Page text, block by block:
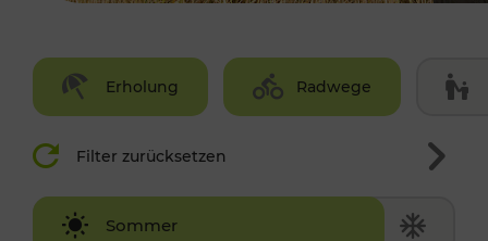
Erholung Radwege
Filter zurücksetzen
Sommer
Winter